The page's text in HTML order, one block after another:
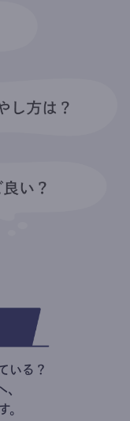
いる？
。